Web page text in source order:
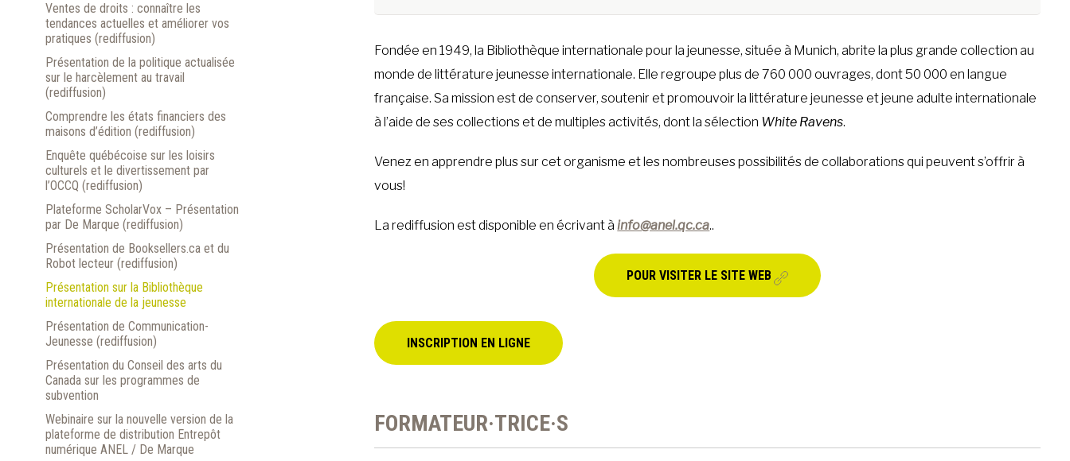
Fondée en 1949, la Bibliothèque internationale pour la jeunesse, située à Munich, abrite la plus grande collection au
monde de littérature jeunesse internationale. Elle regroupe plus de 760 000 ouvrages, dont 50 000 en langue
française. Sa mission est de conserver, soutenir et promouvoir la littérature jeunesse et jeune adulte internationale
à l’aide de ses collections et de multiples activités, dont la sélection White Ravens.
Venez en apprendre plus sur cet organisme et les nombreuses possibilités de collaborations qui peuvent s’offrir à
vous!
La rediffusion est disponible en écrivant àinfo@anel.qc.ca..
POUR VISITER LE SITE WEB
INSCRIPTION EN LIGNE
FORMATEUR·TRICE·S
Ventes de droits : connaître les
tendances actuelles et améliorer vos
pratiques (rediffusion)
Présentation de la politique actualisée
sur le harcèlement au travail
(rediffusion)
Comprendre les états financiers des
maisons d’édition (rediffusion)
Enquête québécoise sur les loisirs
culturels et le divertissement par
l’OCCQ (rediffusion)
Plateforme ScholarVox – Présentation
par De Marque (rediffusion)
Présentation de Booksellers.ca et du
Robot lecteur (rediffusion)
Présentation sur la Bibliothèque
internationale de la jeunesse
Présentation de Communication-
Jeunesse (rediffusion)
Présentation du Conseil des arts du
Canada sur les programmes de
subvention
Webinaire sur la nouvelle version de la
plateforme de distribution Entrepôt
numérique ANEL / De Marque